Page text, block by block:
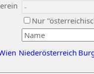
Nur
Niederösterreich